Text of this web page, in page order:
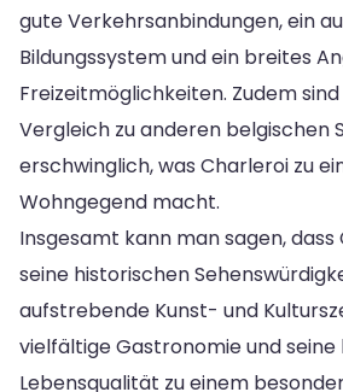
gute Verkehrsanbindungen, ein
Bildungssystem und ein breites
Freizeitmöglichkeiten. Zudem
Vergleich zu anderen belgischen
erschwinglich, was Charleroi zu
Wohngegend macht.
Insgesamt kann man sagen,
seine historischen
aufstrebende Kunst- und
vielfältige Gastronomie und seine
Lebensqualität zu einem